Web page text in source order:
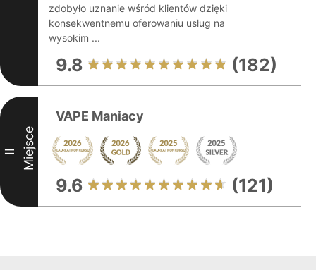
zdobyło uznanie wśród klientów dzięki
konsekwentnemu oferowaniu usług na
wysokim ...
9.8 (182)
II Miejsce
VAPE Maniacy
9.6 (121)